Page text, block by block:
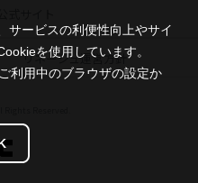
サイト
リネージュ運営方針
サービスの利便性向上やサイ
を使用しています。
利用中のブラウザの設定か